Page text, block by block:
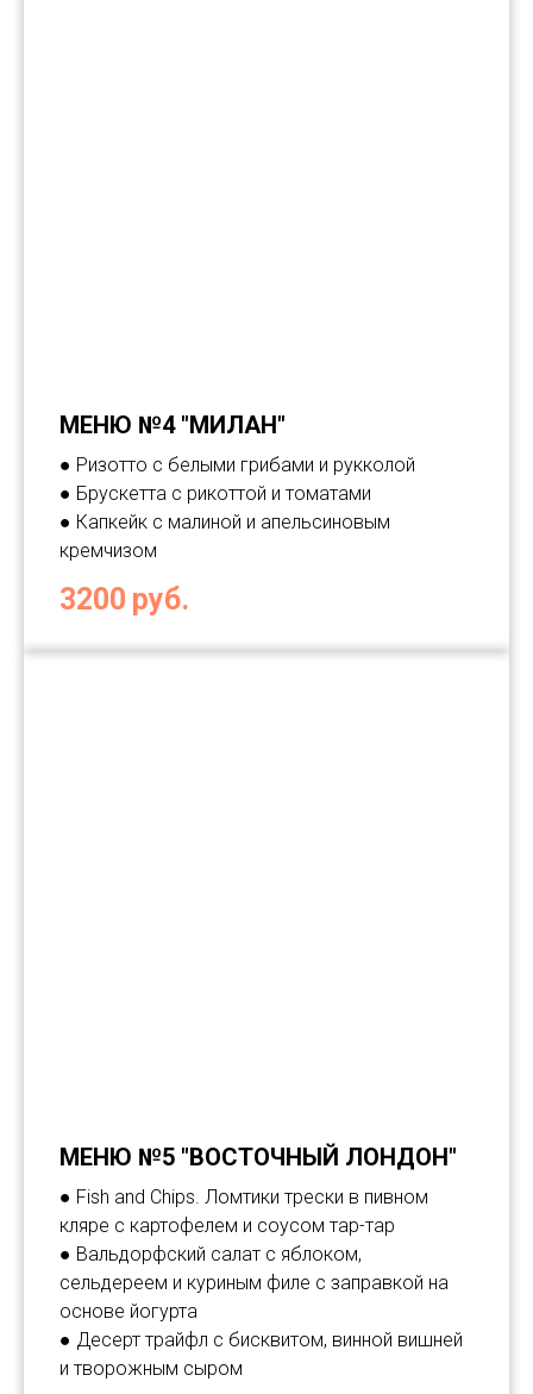
МЕНЮ №4 "МИЛАН"
● Ризотто с белыми грибами и рукколой
● Брускетта с рикоттой и томатами
● Капкейк с малиной и апельсиновым
кремчизом
3200 руб.
МЕНЮ №5 "ВОСТОЧНЫЙ ЛОНДОН"
● Fish and Chips. Ломтики трески в пивном
кляре с картофелем и соусом тар-тар
● Вальдорфский салат с яблоком,
сельдереем и куриным филе с заправкой на
основе йогурта
● Десерт трайфл с бисквитом, винной вишней
и творожным сыром